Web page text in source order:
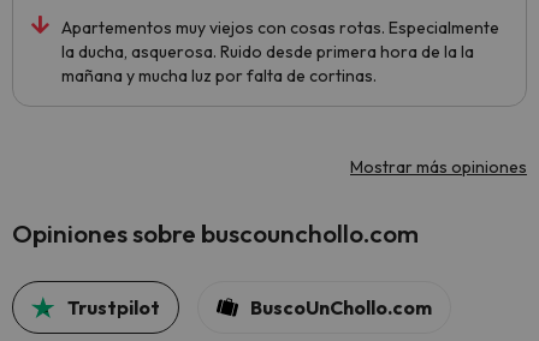
Apartementos muy viejos con cosas rotas. Especialmente
la ducha, asquerosa. Ruido desde primera hora de la la
mañana y mucha luz por falta de cortinas.
Mostrar más opiniones
Opiniones sobre buscounchollo.com
Trustpilot BuscoUnChollo.com